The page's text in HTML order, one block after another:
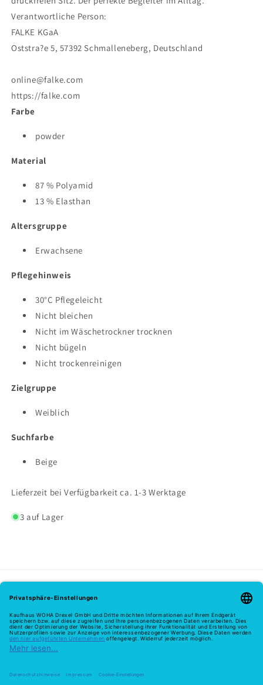
Verantwortliche Person:
FALKE KGaA
Oststra?e 5, 57392 Schmalleneberg, Deutschland
online@falke.com
https://falke.com
Farbe
powder
Material
87 % Polyamid
13 % Elasthan
Altersgruppe
Erwachsene
Pflegehinweis
30°C Pflegeleicht
Nicht bleichen
Nicht im Wäschetrockner trocknen
Nicht bügeln
Nicht trockenreinigen
Zielgruppe
Weiblich
Suchfarbe
Beige
Lieferzeit bei Verfügbarkeit ca. 1-3 Werktage
3 auf Lager
E-Mail
Zahlungsmethoden